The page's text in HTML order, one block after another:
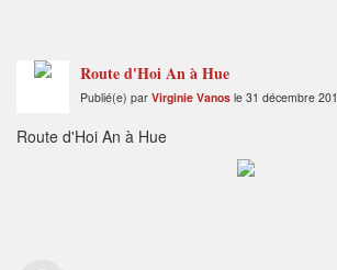
Route d'Hoi An à Hue
Publié(e) par Virginie Vanos le 31 décembre
Route d'Hoi An à Hue